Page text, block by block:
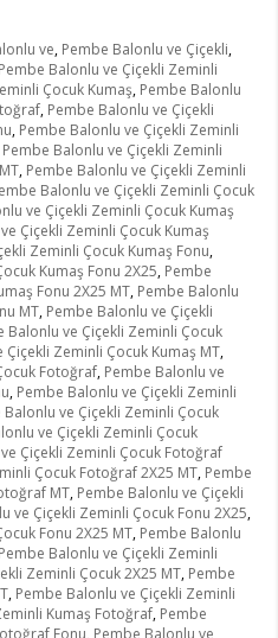
ve, Pembe Balonlu ve Çiçekli,
Pembe Balonlu ve Çiçekli Zeminli
Çocuk Kumaş, Pembe Balonlu
, Pembe Balonlu ve Çiçekli
, Pembe Balonlu ve Çiçekli Zeminli
Pembe Balonlu ve Çiçekli Zeminli
, Pembe Balonlu ve Çiçekli Zeminli
Balonlu ve Çiçekli Zeminli Çocuk
ve Çiçekli Zeminli Çocuk Kumaş
Çiçekli Zeminli Çocuk Kumaş
Zeminli Çocuk Kumaş Fonu,
Kumaş Fonu 2X25, Pembe
Fonu 2X25 MT, Pembe Balonlu
MT, Pembe Balonlu ve Çiçekli
Balonlu ve Çiçekli Zeminli Çocuk
Çiçekli Zeminli Çocuk Kumaş MT,
Fotoğraf, Pembe Balonlu ve
, Pembe Balonlu ve Çiçekli Zeminli
Balonlu ve Çiçekli Zeminli Çocuk
ve Çiçekli Zeminli Çocuk
Çiçekli Zeminli Çocuk Fotoğraf
Çocuk Fotoğraf 2X25 MT, Pembe
MT, Pembe Balonlu ve Çiçekli
ve Çiçekli Zeminli Çocuk Fonu 2X25,
Fonu 2X25 MT, Pembe Balonlu
Pembe Balonlu ve Çiçekli Zeminli
Zeminli Çocuk 2X25 MT, Pembe
, Pembe Balonlu ve Çiçekli Zeminli
Kumaş Fotoğraf, Pembe
Fonu, Pembe Balonlu ve